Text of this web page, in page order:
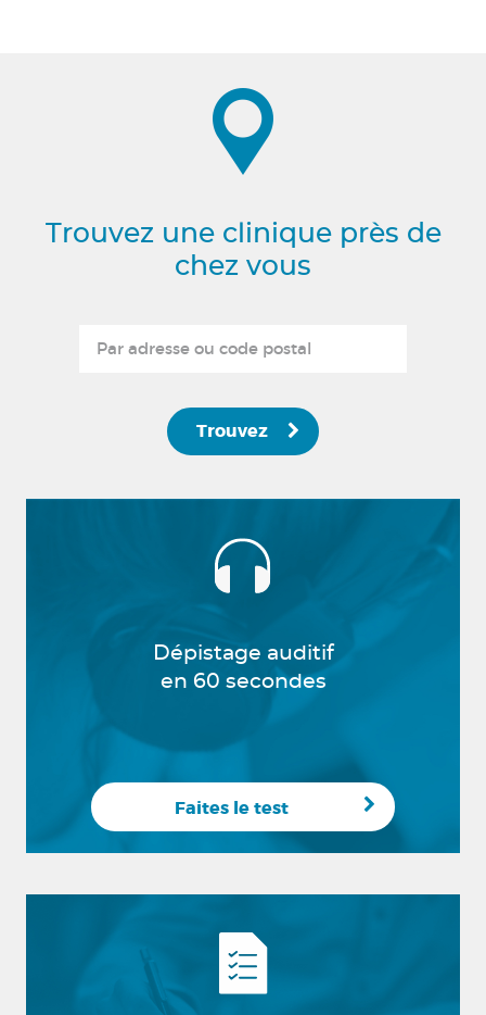
Trouvez une clinique près de
chez vous
Trouvez
Dépistage auditif
en 60 secondes
Faites le test